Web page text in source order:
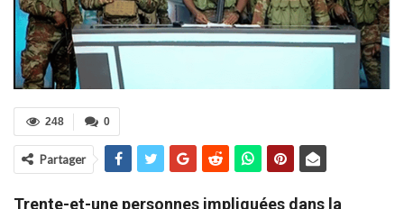
0
248
Partager
Trente-et-une personnes impliquées dans la